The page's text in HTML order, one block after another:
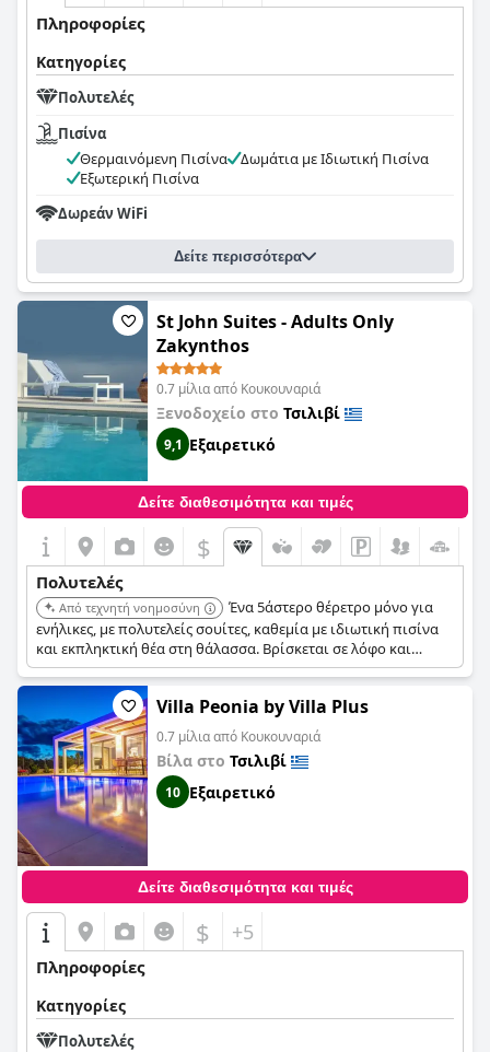
Πληροφορίες
Κατηγορίες
Πολυτελές
Πισίνα
Θερμαινόμενη Πισίνα
Δωμάτια με Ιδιωτική Πισίνα
Εξωτερική Πισίνα
Δωρεάν WiFi
Δείτε περισσότερα
St John Suites - Adults Only
Zakynthos
0.7 μίλια από Κουκουναριά
Ξενοδοχείο στο Τσιλιβί
9,1 Εξαιρετικό
Δείτε διαθεσιμότητα και τιμές
$
Πολυτελές
Από τεχνητή νοημοσύνη
Ένα 5άστερο θέρετρο μόνο για
ενήλικες, με πολυτελείς σουίτες, καθεμία με ιδιωτική πισίνα
και εκπληκτική θέα στη θάλασσα. Βρίσκεται σε λόφο και
προσφέρει μια χαλαρωτική ατμόσφαιρα με ξεχωριστούς
χώρους υποδοχής, εστιατορίου και lounge αποκλειστικά για
ενήλικες.
Villa Peonia by Villa Plus
0.7 μίλια από Κουκουναριά
Βίλα στο Τσιλιβί
10 Εξαιρετικό
Δείτε διαθεσιμότητα και τιμές
$ +5
Πληροφορίες
Κατηγορίες
Πολυτελές